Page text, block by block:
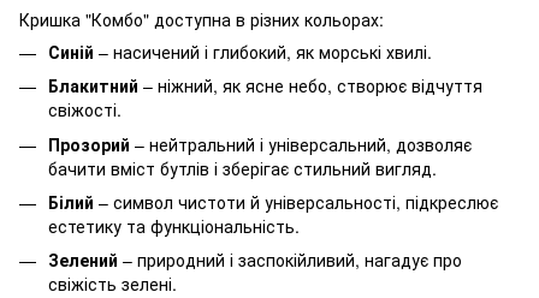
Кришка "Комбо" доступна в різних кольорах:
Синій – насичений і глибокий, як морські хвилі.
Блакитний – ніжний, як ясне небо, створює відчуття
свіжості.
Прозорий – нейтральний і універсальний, дозволяє
бачити вміст бутлів і зберігає стильний вигляд.
Білий – символ чистоти й універсальності, підкреслює
естетику та функціональність.
Зелений – природний і заспокійливий, нагадує про
свіжість зелені.